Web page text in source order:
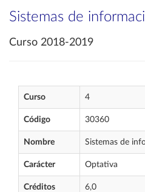
Sistemas de
Curso 2018-2019
Curso 4
Código 30360
Nombre Sistemas de
Carácter Optativa
Créditos 6,0